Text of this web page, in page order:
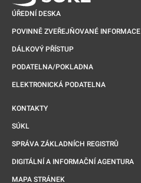
ÚŘEDNÍ DESKA
POVINNĚ ZVEŘEJŇOVANÉ INFORMACE
DÁLKOVÝ PŘÍSTUP
PODATELNA/POKLADNA
ELEKTRONICKÁ PODATELNA
KONTAKTY
SÚKL
SPRÁVA ZÁKLADNÍCH REGISTRŮ
DIGITÁLNÍ A INFORMAČNÍ AGENTURA
MAPA STRÁNEK